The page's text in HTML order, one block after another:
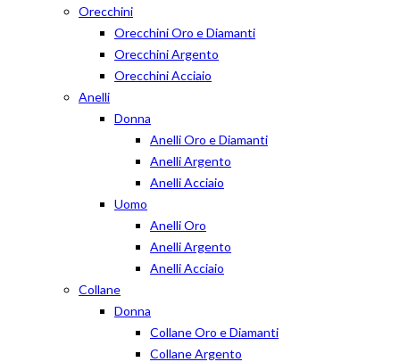
Orecchini
Orecchini Oro e Diamanti
Orecchini Argento
Orecchini Acciaio
Anelli
Donna
Anelli Oro e Diamanti
Anelli Argento
Anelli Acciaio
Uomo
Anelli Oro
Anelli Argento
Anelli Acciaio
Collane
Donna
Collane Oro e Diamanti
Collane Argento